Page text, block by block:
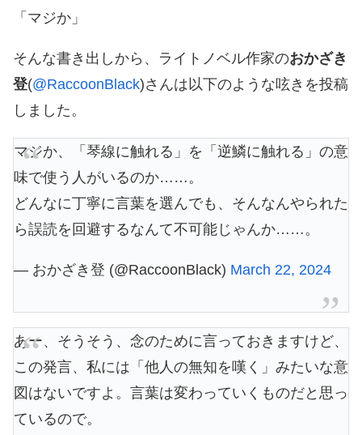
「マジか」
そんな書き出しから、ライトノベル作家のおかざき
登(@RaccoonBlack)さんは以下のような呟きを投稿
しました。
マジか、「琴線に触れる」を「逆鱗に触れる」の意
味で使う人がいるのか……。
どんなに丁寧に言葉を選んでも、そんなんやられた
ら誤読を回避するなんて不可能じゃんか……。
— おかざき登 (@RaccoonBlack) March 22, 2024
あー、そうそう、念のために言っておきますけど、
この発言、私には「他人の無知を嘆く」みたいな意
図はないですよ。言葉は変わっていくものだと思っ
ているので。